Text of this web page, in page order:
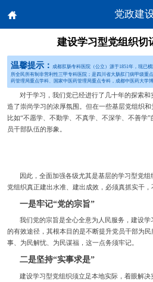
 党政建
建设学习型党组织切
温馨提示：
成都肛肠专科医院（公立）源于1851年，现已
所全民所有制非营利性三甲专科医院；是四川省大肠肛门病甲级重
药管理局重点学科、国家中医药管理局重点专科，成都中医药大学博
对于学习，我们党已经进行了几十年的探索
造了崇尚学习的浓厚氛围。但在一些基层党组织和
比如“不愿学、不勤学、不真学、不深学、不善学
员干部队伍的形象。
因此，全面加强各级尤其是基层的学习型党
党组织真正建出水准、建出成效，必须真抓实干，
一是牢记“党的宗旨”
我们党的宗旨是全心全意为人民服务，建设
的有效途径，其根本目的是不断提升党员干部为
事、为民解忧、为民谋福，这一点务须牢记。
二是坚持“实事求是”
建设学习型党组织须立足本地实际，着眼解